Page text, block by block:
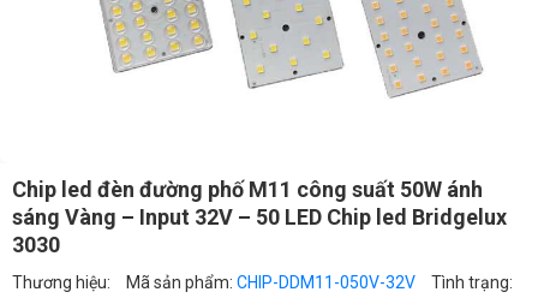
Chip led đèn đường phố M11 công suất 50W ánh
sáng Vàng – Input 32V – 50 LED Chip led Bridgelux
3030
Thương hiệu: Mã sản phẩm: CHIP-DDM11-050V-32V
Tình trạng: